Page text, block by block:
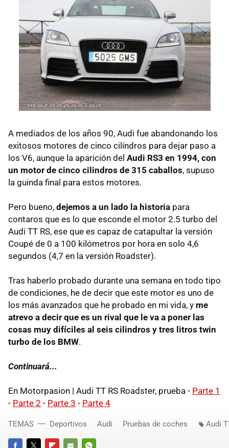
A mediados de los años 90, Audi fue abandonando los
exitosos motores de cinco cilíndros para dejar paso a
los V6, aunque la aparición del Audi RS3 en 1994, con
un motor de cinco cilindros de 315 caballos, supuso
la guinda final para estos motores.
Pero bueno, dejemos a un lado la historia para
contaros que es lo que esconde el motor 2.5 turbo del
Audi TT RS, ese que es capaz de catapultar la versión
Coupé de 0 a 100 kilómetros por hora en solo 4,6
segundos (4,7 en la versión Roadster).
Tras haberlo probado durante una semana en todo tipo
de condiciones, he de decir que este motor es uno de
los más avanzados que he probado en mi vida, y me
atrevo a decir que es un rival que le va a poner las
cosas muy difíciles al seis cilindros y tres litros twin
turbo de los BMW.
Continuará...
En Motorpasion | Audi TT RS Roadster, prueba - Parte 1
- Parte 2 - Parte 3 - Parte 4
TEMAS Deportivos Audi Pruebas de coches Audi